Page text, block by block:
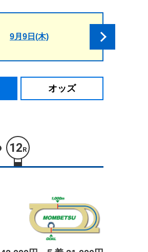
9月9日(木)
オッズ
12R